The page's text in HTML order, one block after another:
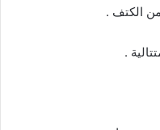
من الكتف .